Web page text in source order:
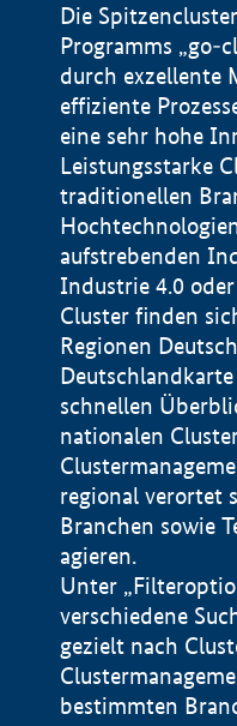
Die
Programms „go-
durch exzellente
effiziente
eine sehr hohe
Leistungsstarke
traditionellen
aufstrebenden
Industrie 4.0
Cluster finden
Regionen
schnellen
nationalen
regional verortet
Branchen sowie
agieren.
Unter
verschiedene
gezielt nach
bestimmten
Impressum
Datenschutzerklärung
BMWE, 2026 ©
100 km © Geobasis-DE / BKG